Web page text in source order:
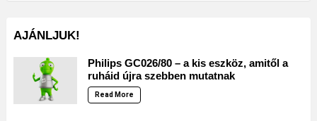
AJÁNLJUK!
Philips GC026/80 – a kis eszköz, amitől a
ruháid újra szebben mutatnak
Read More